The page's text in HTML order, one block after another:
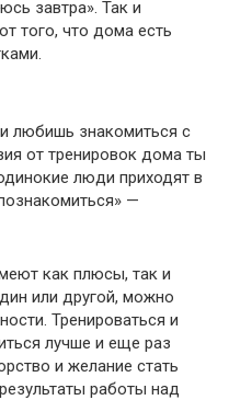
завтра». Так и
того, что дома есть
любишь знакомиться с
от тренировок дома ты
люди приходят в
—
как плюсы, так и
или другой, можно
Тренироваться и
лучше и еще раз
и желание стать
работы над